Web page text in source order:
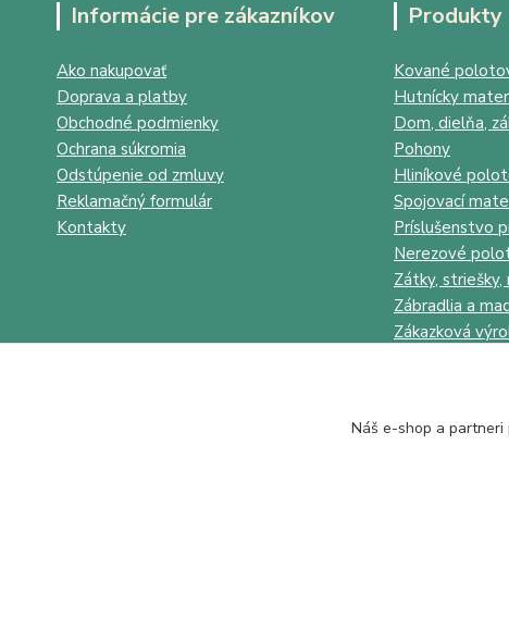
Informácie pre zákazníkov
Ako nakupovať
Doprava a platby
Obchodné podmienky
Ochrana súkromia
Odstúpenie od zmluvy
Reklamačný formulár
Kontakty
Produkty
Kované
Hutnícky
Dom, dielňa,
Pohony
Hliníkové
Spojovací
Príslušenstvo
Nerezové
Zátky,
Zábradlia a
Zákazková
Náš e-shop a partneri